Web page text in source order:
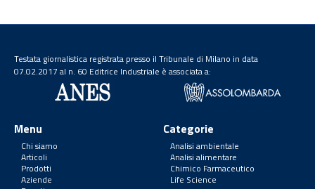
Testata giornalistica registrata presso il Tribunale di Milano in data
07.02.2017 al n. 60 Editrice Industriale è associata a:
Menu
Chi siamo
Articoli
Prodotti
Aziende
Categorie
Analisi ambientale
Analisi alimentare
Chimico Farmaceutico
Life Science